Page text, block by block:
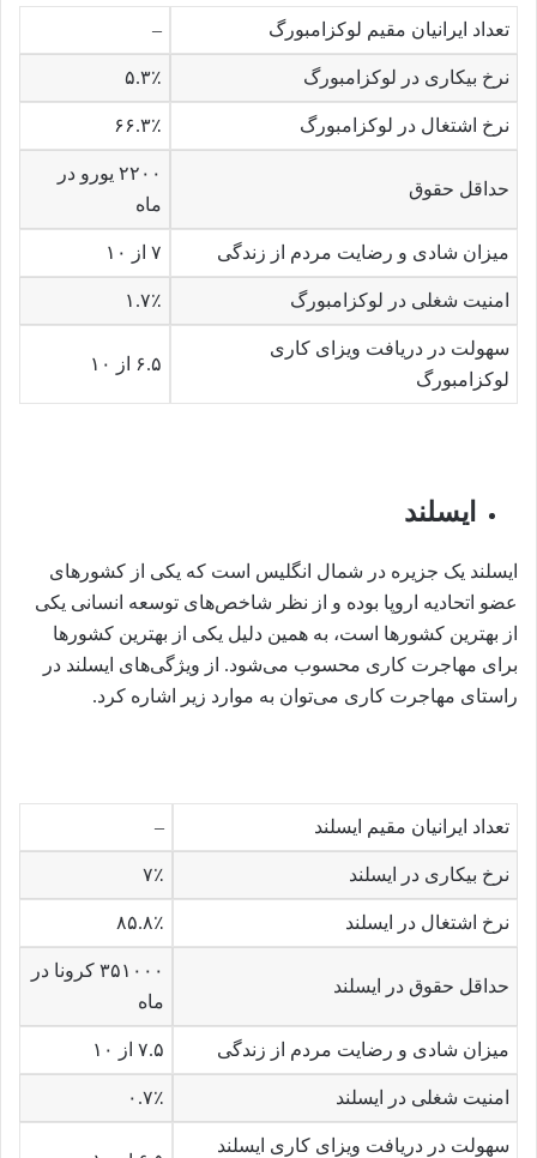
تعداد ایرانیان مقیم لوکزامبورگ –
نرخ بیکاری در لوکزامبورگ ۵.۳٪
نرخ اشتغال در لوکزامبورگ ۶۶.۳٪
حداقل حقوق
۲۲۰۰ یورو در
ماه
میزان شادی و رضایت مردم از زندگی ۷ از ۱۰
امنیت شغلی در لوکزامبورگ ۱.۷٪
سهولت در دریافت ویزای کاری
لوکزامبورگ
۶.۵ از ۱۰
ایسلند
ایسلند یک جزیره در شمال انگلیس است که یکی از کشورهای
عضو اتحادیه اروپا بوده و از نظر شاخص‌های توسعه انسانی یکی
از بهترین کشورها است، به همین دلیل یکی از بهترین کشورها
برای مهاجرت کاری محسوب می‌شود. از ویژگی‌های ایسلند در
راستای مهاجرت کاری می‌توان به موارد زیر اشاره کرد.
تعداد ایرانیان مقیم ایسلند –
نرخ بیکاری در ایسلند ۷٪
نرخ اشتغال در ایسلند ۸۵.۸٪
حداقل حقوق در ایسلند
۳۵۱۰۰۰ کرونا در
ماه
میزان شادی و رضایت مردم از زندگی ۷.۵ از ۱۰
امنیت شغلی در ایسلند ۰.۷٪
سهولت در دریافت ویزای کاری ایسلند